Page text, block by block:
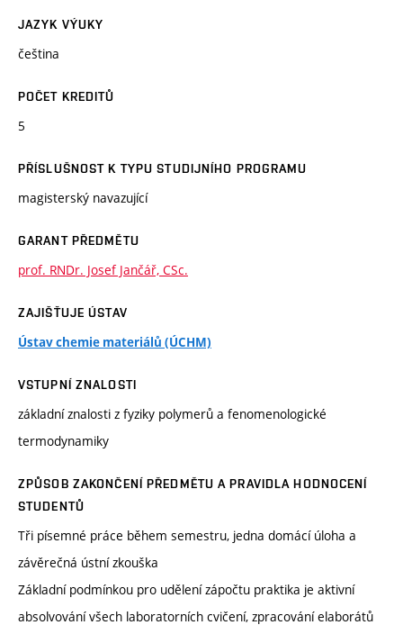
JAZYK VÝUKY
čeština
POČET KREDITŮ
5
PŘÍSLUŠNOST K TYPU STUDIJNÍHO PROGRAMU
magisterský navazující
GARANT PŘEDMĚTU
prof. RNDr. Josef Jančář, CSc.
ZAJIŠŤUJE ÚSTAV
Ústav chemie materiálů (ÚCHM)
VSTUPNÍ ZNALOSTI
základní znalosti z fyziky polymerů a fenomenologické
termodynamiky
ZPŮSOB ZAKONČENÍ PŘEDMĚTU A PRAVIDLA HODNOCENÍ
STUDENTŮ
Tři písemné práce během semestru, jedna domácí úloha a
závěrečná ústní zkouška
Základní podmínkou pro udělení zápočtu praktika je aktivní
absolvování všech laboratorních cvičení, zpracování elaborátů